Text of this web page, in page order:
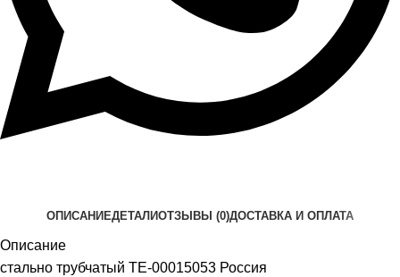
ОПИСАНИЕДЕТАЛИОТЗЫВЫ (0)ДОСТАВКА И ОПЛАТА
Описание
стально трубчатый ТЕ-00015053 Россия